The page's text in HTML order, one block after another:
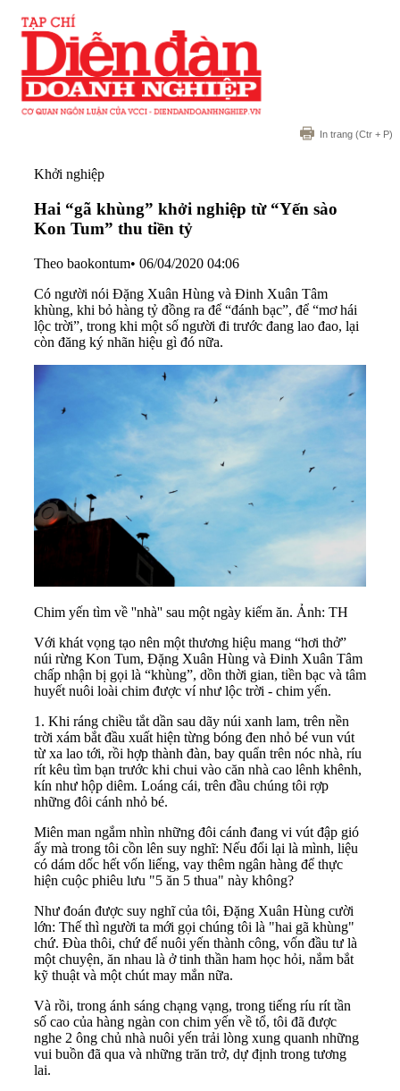
In trang (Ctr + P)
Khởi nghiệp
Hai “gã khùng” khởi nghiệp từ “Yến sào
Kon Tum” thu tiền tỷ
Theo baokontum• 06/04/2020 04:06
Có người nói Đặng Xuân Hùng và Đinh Xuân Tâm
khùng, khi bỏ hàng tỷ đồng ra để “đánh bạc”, để “mơ hái
lộc trời”, trong khi một số người đi trước đang lao đao, lại
còn đăng ký nhãn hiệu gì đó nữa.
Chim yến tìm về ''nhà'' sau một ngày kiếm ăn. Ảnh: TH
Với khát vọng tạo nên một thương hiệu mang “hơi thở”
núi rừng Kon Tum, Đặng Xuân Hùng và Đinh Xuân Tâm
chấp nhận bị gọi là “khùng”, dồn thời gian, tiền bạc và tâm
huyết nuôi loài chim được ví như lộc trời - chim yến.
1. Khi ráng chiều tắt dần sau dãy núi xanh lam, trên nền
trời xám bắt đầu xuất hiện từng bóng đen nhỏ bé vun vút
từ xa lao tới, rồi hợp thành đàn, bay quẩn trên nóc nhà, ríu
rít kêu tìm bạn trước khi chui vào căn nhà cao lênh khênh,
kín như hộp diêm. Loáng cái, trên đầu chúng tôi rợp
những đôi cánh nhỏ bé.
Miên man ngắm nhìn những đôi cánh đang vi vút đập gió
ấy mà trong tôi cồn lên suy nghĩ: Nếu đổi lại là mình, liệu
có dám dốc hết vốn liếng, vay thêm ngân hàng để thực
hiện cuộc phiêu lưu "5 ăn 5 thua" này không?
Như đoán được suy nghĩ của tôi, Đặng Xuân Hùng cười
lớn: Thế thì người ta mới gọi chúng tôi là "hai gã khùng"
chứ. Đùa thôi, chứ để nuôi yến thành công, vốn đầu tư là
một chuyện, ăn nhau là ở tinh thần ham học hỏi, nắm bắt
kỹ thuật và một chút may mắn nữa.
Và rồi, trong ánh sáng chạng vạng, trong tiếng ríu rít tần
số cao của hàng ngàn con chim yến về tổ, tôi đã được
nghe 2 ông chủ nhà nuôi yến trải lòng xung quanh những
vui buồn đã qua và những trăn trở, dự định trong tương
lai.